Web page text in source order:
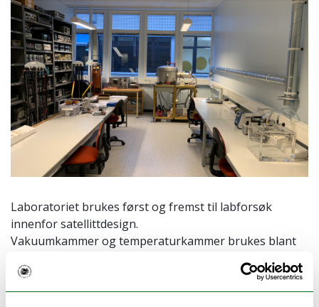
Laboratoriet brukes først og fremst til labforsøk
innenfor satellittdesign.
Vakuumkammer og temperaturkammer brukes blant
Rommet brukes også av studenter som prosjektrom.